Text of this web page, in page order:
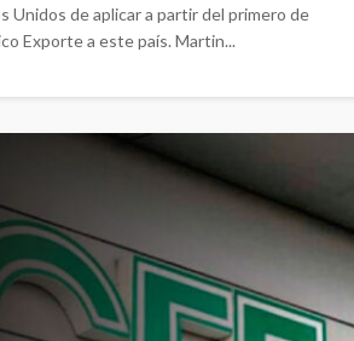
Unidos de aplicar a partir del primero de
Exporte a este país. Martin...